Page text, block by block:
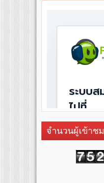
จำนวนผู้เข้าชม